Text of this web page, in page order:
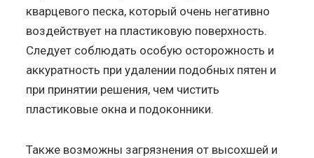
кварцевого песка, который очень негативно
воздействует на пластиковую поверхность.
Следует соблюдать особую осторожность и
аккуратность при удалении подобных пятен и
при принятии решения, чем чистить
пластиковые окна и подоконники.
Также возможны загрязнения от высохшей и